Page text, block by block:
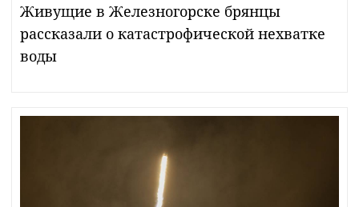
Живущие в Железногорске брянцы
рассказали о катастрофической нехватке
воды